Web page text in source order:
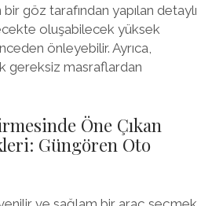
göz tarafından yapılan detaylı
oluşabilecek yüksek
önleyebilir. Ayrıca,
gereksiz masraflardan
Öne Çıkan
Güngören Oto